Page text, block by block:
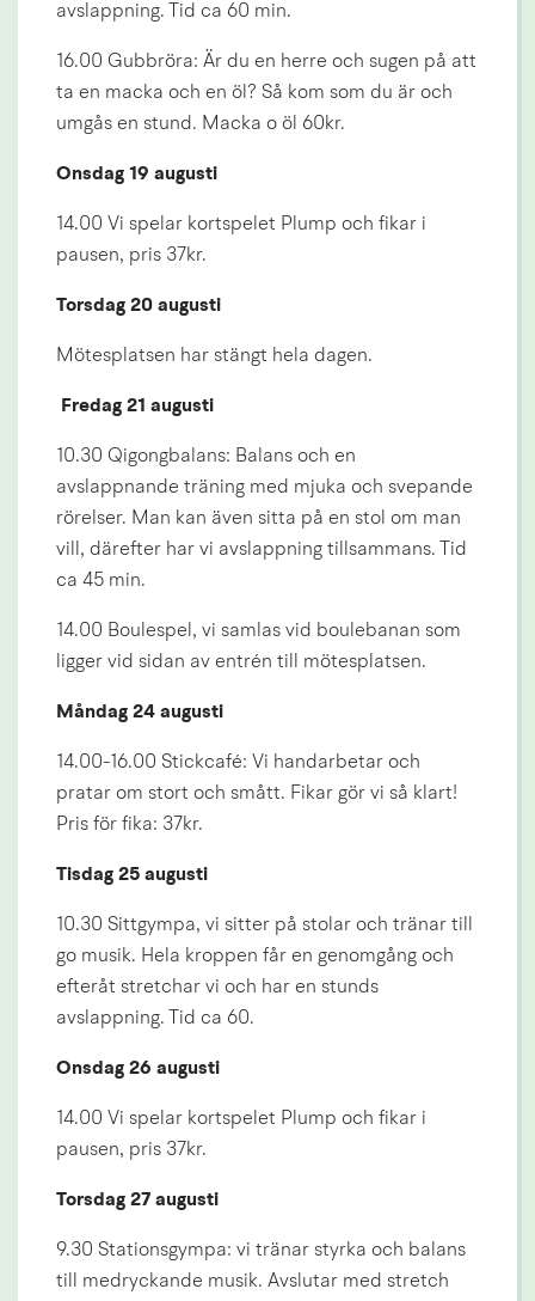
avslappning. Tid ca 60 min.
16.00 Gubbröra: Är du en herre och sugen på att
ta en macka och en öl? Så kom som du är och
umgås en stund. Macka o öl 60kr.
Onsdag 19 augusti
14.00 Vi spelar kortspelet Plump och fikar i
pausen, pris 37kr.
Torsdag 20 augusti
Mötesplatsen har stängt hela dagen.
Fredag 21 augusti
10.30 Qigongbalans: Balans och en
avslappnande träning med mjuka och svepande
rörelser. Man kan även sitta på en stol om man
vill, därefter har vi avslappning tillsammans. Tid
ca 45 min.
14.00 Boulespel, vi samlas vid boulebanan som
ligger vid sidan av entrén till mötesplatsen.
Måndag 24 augusti
14.00-16.00 Stickcafé: Vi handarbetar och
pratar om stort och smått. Fikar gör vi så klart!
Pris för fika: 37kr.
Tisdag 25 augusti
10.30 Sittgympa, vi sitter på stolar och tränar till
go musik. Hela kroppen får en genomgång och
efteråt stretchar vi och har en stunds
avslappning. Tid ca 60.
Onsdag 26 augusti
14.00 Vi spelar kortspelet Plump och fikar i
pausen, pris 37kr.
Torsdag 27 augusti
9.30 Stationsgympa: vi tränar styrka och balans
till medryckande musik. Avslutar med stretch